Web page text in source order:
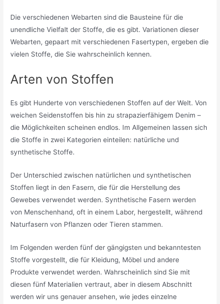
Die verschiedenen Webarten sind die Bausteine für die
unendliche Vielfalt der Stoffe, die es gibt. Variationen dieser
Webarten, gepaart mit verschiedenen Fasertypen, ergeben die
vielen Stoffe, die Sie wahrscheinlich kennen.
Arten von Stoffen
Es gibt Hunderte von verschiedenen Stoffen auf der Welt. Von
weichen Seidenstoffen bis hin zu strapazierfähigem Denim –
die Möglichkeiten scheinen endlos. Im Allgemeinen lassen sich
die Stoffe in zwei Kategorien einteilen: natürliche und
synthetische Stoffe.
Der Unterschied zwischen natürlichen und synthetischen
Stoffen liegt in den Fasern, die für die Herstellung des
Gewebes verwendet werden. Synthetische Fasern werden
von Menschenhand, oft in einem Labor, hergestellt, während
Naturfasern von Pflanzen oder Tieren stammen.
Im Folgenden werden fünf der gängigsten und bekanntesten
Stoffe vorgestellt, die für Kleidung, Möbel und andere
Produkte verwendet werden. Wahrscheinlich sind Sie mit
diesen fünf Materialien vertraut, aber in diesem Abschnitt
werden wir uns genauer ansehen, wie jedes einzelne